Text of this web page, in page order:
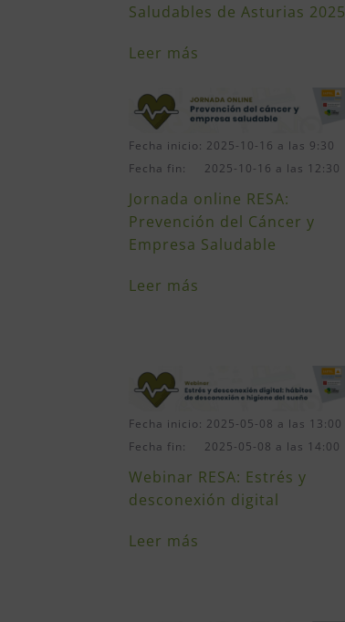
Saludables de Asturias 2025
Leer más
Fecha inicio: 2025-10-16 a las 9:30
Fecha fin: 2025-10-16 a las 12:30
Jornada online RESA:
Prevención del Cáncer y
Empresa Saludable
Leer más
Fecha inicio: 2025-05-08 a las 13:00
Fecha fin: 2025-05-08 a las 14:00
Webinar RESA: Estrés y
desconexión digital
Leer más